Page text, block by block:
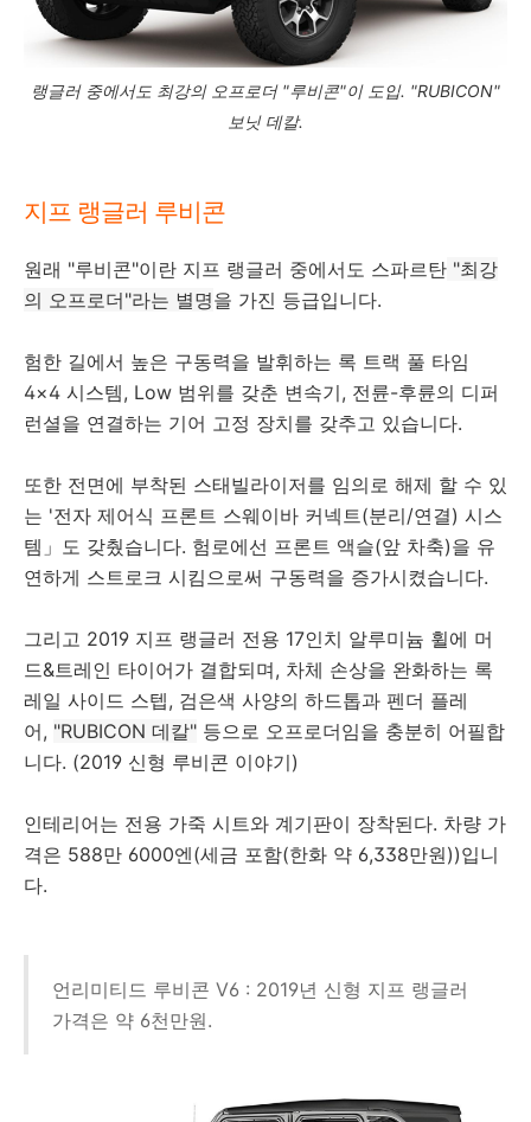
랭글러 중에서도 최강의 오프로더 "루비콘"이 도입. "RUBICON"
보닛 데칼.
지프 랭글러 루비콘
원래 "루비콘"이란 지프 랭글러 중에서도 스파르탄 "최강
의 오프로더"라는 별명을 가진 등급입니다.
험한 길에서 높은 구동력을 발휘하는 록 트랙 풀 타임
4×4 시스템, Low 범위를 갖춘 변속기, 전륜-후륜의 디퍼
런셜을 연결하는 기어 고정 장치를 갖추고 있습니다.
또한 전면에 부착된 스태빌라이저를 임의로 해제 할 수 있
는 '전자 제어식 프론트 스웨이바 커넥트(분리/연결) 시스
템」도 갖췄습니다. 험로에선 프론트 액슬(앞 차축)을 유
연하게 스트로크 시킴으로써 구동력을 증가시켰습니다.
그리고 2019 지프 랭글러 전용 17인치 알루미늄 휠에 머
드&트레인 타이어가 결합되며, 차체 손상을 완화하는 록
레일 사이드 스텝, 검은색 사양의 하드톱과 펜더 플레
어, "RUBICON 데칼" 등으로 오프로더임을 충분히 어필합
니다. (2019 신형 루비콘 이야기)
인테리어는 전용 가죽 시트와 계기판이 장착된다. 차량 가
격은 588만 6000엔(세금 포함(한화 약 6,338만원))입니
다.
언리미티드 루비콘 V6 : 2019년 신형 지프 랭글러
가격은 약 6천만원.